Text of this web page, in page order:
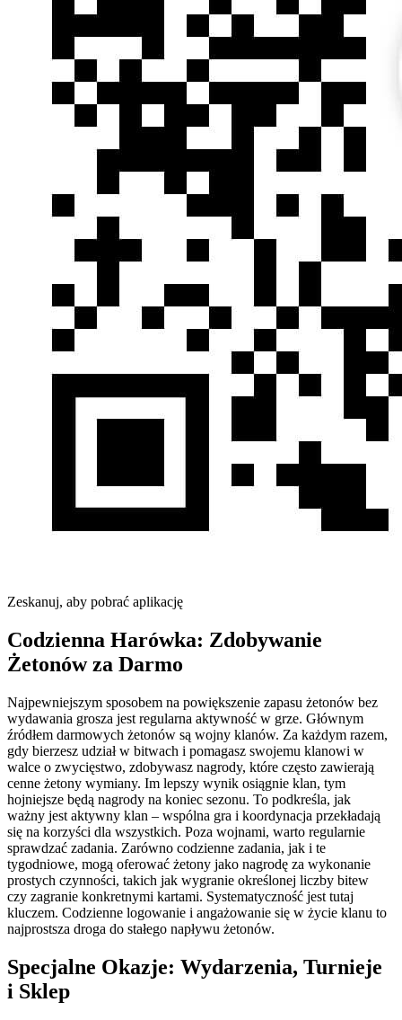
Zeskanuj, aby pobrać aplikację
Codzienna Harówka: Zdobywanie
Żetonów za Darmo
Najpewniejszym sposobem na powiększenie zapasu żetonów bez
wydawania grosza jest regularna aktywność w grze. Głównym
źródłem darmowych żetonów są wojny klanów. Za każdym razem,
gdy bierzesz udział w bitwach i pomagasz swojemu klanowi w
walce o zwycięstwo, zdobywasz nagrody, które często zawierają
cenne żetony wymiany. Im lepszy wynik osiągnie klan, tym
hojniejsze będą nagrody na koniec sezonu. To podkreśla, jak
ważny jest aktywny klan – wspólna gra i koordynacja przekładają
się na korzyści dla wszystkich. Poza wojnami, warto regularnie
sprawdzać zadania. Zarówno codzienne zadania, jak i te
tygodniowe, mogą oferować żetony jako nagrodę za wykonanie
prostych czynności, takich jak wygranie określonej liczby bitew
czy zagranie konkretnymi kartami. Systematyczność jest tutaj
kluczem. Codzienne logowanie i angażowanie się w życie klanu to
najprostsza droga do stałego napływu żetonów.
Specjalne Okazje: Wydarzenia, Turnieje
i Sklep